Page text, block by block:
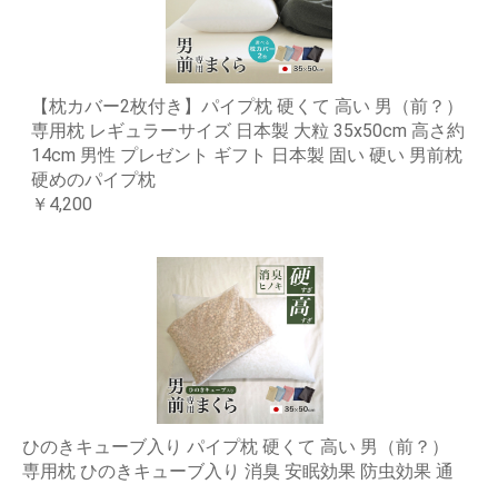
【枕カバー2枚付き】パイプ枕 硬くて 高い 男（前？）
専用枕 レギュラーサイズ 日本製 大粒 35x50cm 高さ約
14cm 男性 プレゼント ギフト 日本製 固い 硬い 男前枕
硬めのパイプ枕
￥4,200
ひのきキューブ入り パイプ枕 硬くて 高い 男（前？）
専用枕 ひのきキューブ入り 消臭 安眠効果 防虫効果 通